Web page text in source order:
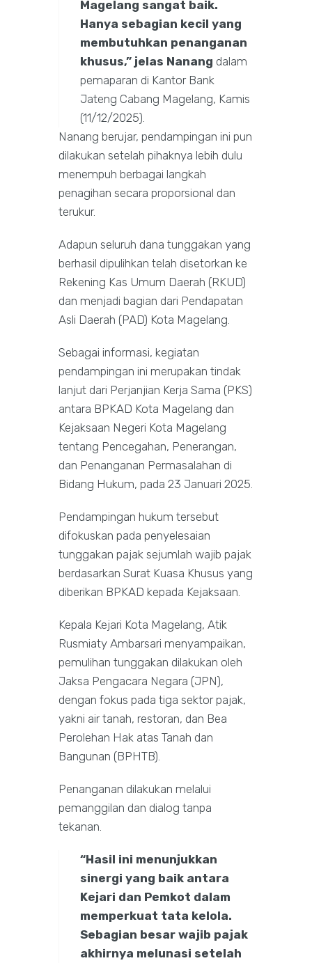
Magelang sangat baik.
Hanya sebagian kecil yang
membutuhkan penanganan
khusus,” jelas Nanang dalam
pemaparan di Kantor Bank
Jateng Cabang Magelang, Kamis
(11/12/2025).
Nanang berujar, pendampingan ini pun
dilakukan setelah pihaknya lebih dulu
menempuh berbagai langkah
penagihan secara proporsional dan
terukur.
Adapun seluruh dana tunggakan yang
berhasil dipulihkan telah disetorkan ke
Rekening Kas Umum Daerah (RKUD)
dan menjadi bagian dari Pendapatan
Asli Daerah (PAD) Kota Magelang.
Sebagai informasi, kegiatan
pendampingan ini merupakan tindak
lanjut dari Perjanjian Kerja Sama (PKS)
antara BPKAD Kota Magelang dan
Kejaksaan Negeri Kota Magelang
tentang Pencegahan, Penerangan,
dan Penanganan Permasalahan di
Bidang Hukum, pada 23 Januari 2025.
Pendampingan hukum tersebut
difokuskan pada penyelesaian
tunggakan pajak sejumlah wajib pajak
berdasarkan Surat Kuasa Khusus yang
diberikan BPKAD kepada Kejaksaan.
Kepala Kejari Kota Magelang, Atik
Rusmiaty Ambarsari menyampaikan,
pemulihan tunggakan dilakukan oleh
Jaksa Pengacara Negara (JPN),
dengan fokus pada tiga sektor pajak,
yakni air tanah, restoran, dan Bea
Perolehan Hak atas Tanah dan
Bangunan (BPHTB).
Penanganan dilakukan melalui
pemanggilan dan dialog tanpa
tekanan.
“Hasil ini menunjukkan
sinergi yang baik antara
Kejari dan Pemkot dalam
memperkuat tata kelola.
Sebagian besar wajib pajak
akhirnya melunasi setelah